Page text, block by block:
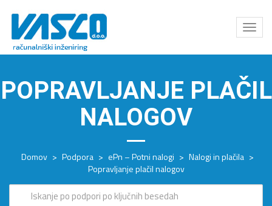
Odpri
meni
POPRAVLJANJE PLAČIL
NALOGOV
Domov > Podpora > ePn – Potni nalogi > Nalogi in plačila >
Popravljanje plačil nalogov